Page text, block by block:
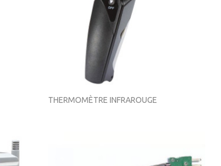
THERMOMÈTRE INFRAROUGE